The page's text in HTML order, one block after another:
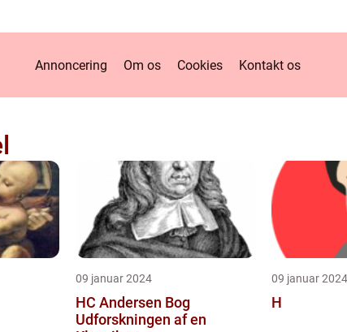
Annoncering Om os Cookies Kontakt os
09 januar 2024
HC Andersen Bog
Udforskningen af en
09 januar 2024
H